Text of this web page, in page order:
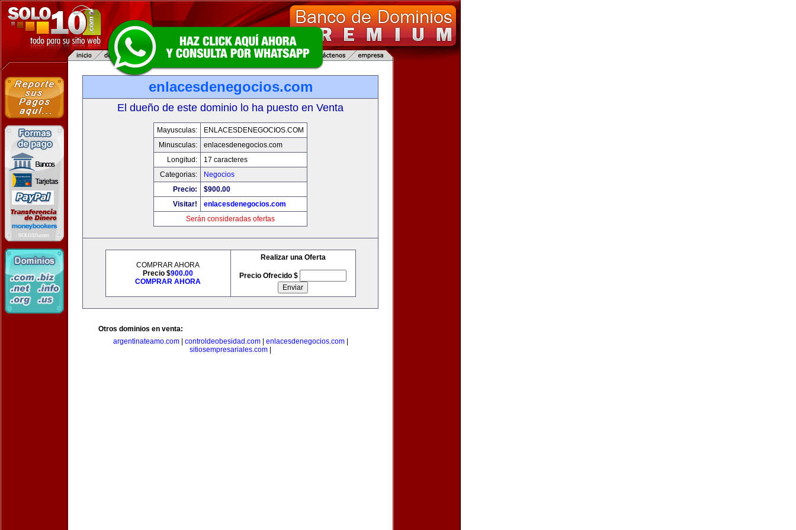
enlacesdenegocios.com
El dueño de este dominio lo ha puesto en Venta
Mayusculas:
ENLACESDENEGOCIOS.COM
Minusculas:
enlacesdenegocios.com
Longitud:
17 caracteres
Categorias:
Negocios
Precio:
$900.00
Visitar!
enlacesdenegocios.com
Serán consideradas ofertas
COMPRAR AHORA
Precio $900.00
COMPRAR AHORA
Realizar una Oferta
Precio Ofrecido $
Otros dominios en venta:
argentinateamo.com| controldeobesidad.com| enlacesdenegocios.com|
sitiosempresariales.com